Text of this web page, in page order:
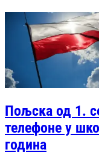
Пољска од 1.
телефоне у
година